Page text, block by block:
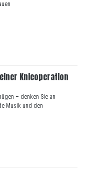
Knieoperation
– denken Sie an
Musik und den